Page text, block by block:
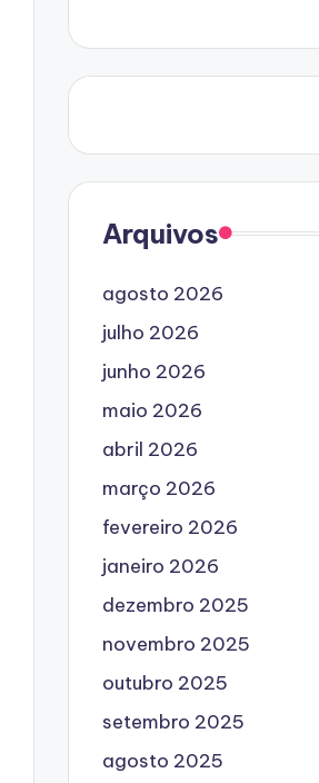
Arquivos
agosto 2026
julho 2026
junho 2026
maio 2026
abril 2026
março 2026
fevereiro 2026
janeiro 2026
dezembro 2025
novembro 2025
outubro 2025
setembro 2025
agosto 2025